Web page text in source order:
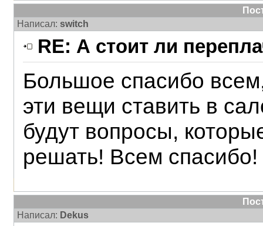
Написал: switch
RE: А стоит ли
Большое спасибо
эти вещи ставить в
будут вопросы,
решать! Всем спасибо!
Написал: Dekus